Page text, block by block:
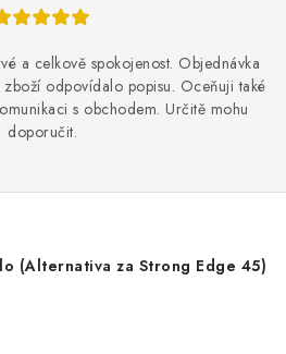
a celkově spokojenost. Objednávka
odpovídalo popisu. Oceňuji také
s obchodem. Určitě mohu
doporučit.
(Alternativa za Strong Edge 45)